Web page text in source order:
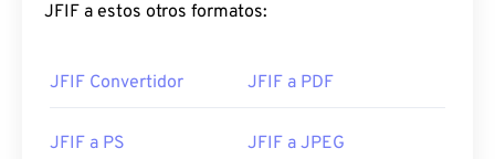
JFIF a estos otros formatos:
JFIF Convertidor JFIF a PDF
JFIF a PS JFIF a JPEG